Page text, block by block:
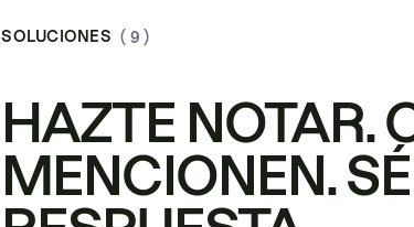
SOLUCIONES ( 9 )
HAZTE NOTAR.
MENCIONEN.